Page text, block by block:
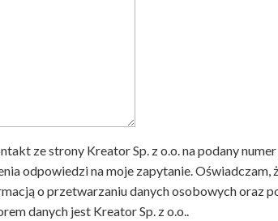
ze strony Kreator Sp. z o.o. na podany
odpowiedzi na moje zapytanie. Oświadczam,
o przetwarzaniu danych osobowych oraz
danych jest Kreator Sp. z o.o..